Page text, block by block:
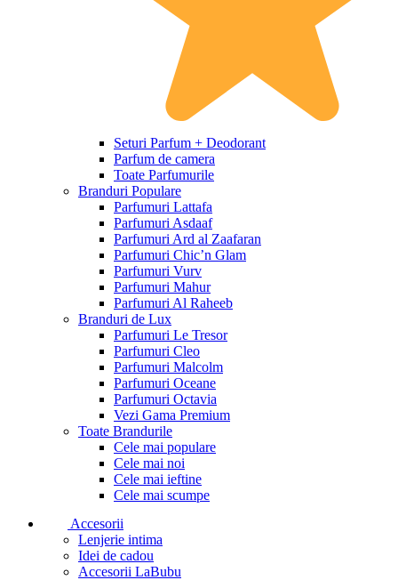
Seturi Parfum + Deodorant
Parfum de camera
Toate Parfumurile
Branduri Populare
Parfumuri Lattafa
Parfumuri Asdaaf
Parfumuri Ard al Zaafaran
Parfumuri Chic’n Glam
Parfumuri Vurv
Parfumuri Mahur
Parfumuri Al Raheeb
Branduri de Lux
Parfumuri Le Tresor
Parfumuri Cleo
Parfumuri Malcolm
Parfumuri Oceane
Parfumuri Octavia
Vezi Gama Premium
Toate Brandurile
Cele mai populare
Cele mai noi
Cele mai ieftine
Cele mai scumpe
Accesorii
Lenjerie intima
Idei de cadou
Accesorii LaBubu